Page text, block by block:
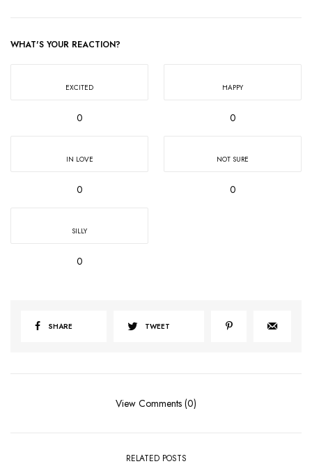
WHAT'S YOUR REACTION?
EXCITED
0
HAPPY
0
IN LOVE
0
NOT SURE
0
SILLY
0
SHARE TWEET
View Comments (0)
RELATED POSTS